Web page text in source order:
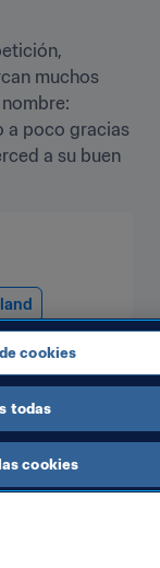
muchos
a poco gracias
a su buen
cookies
todas
cookies